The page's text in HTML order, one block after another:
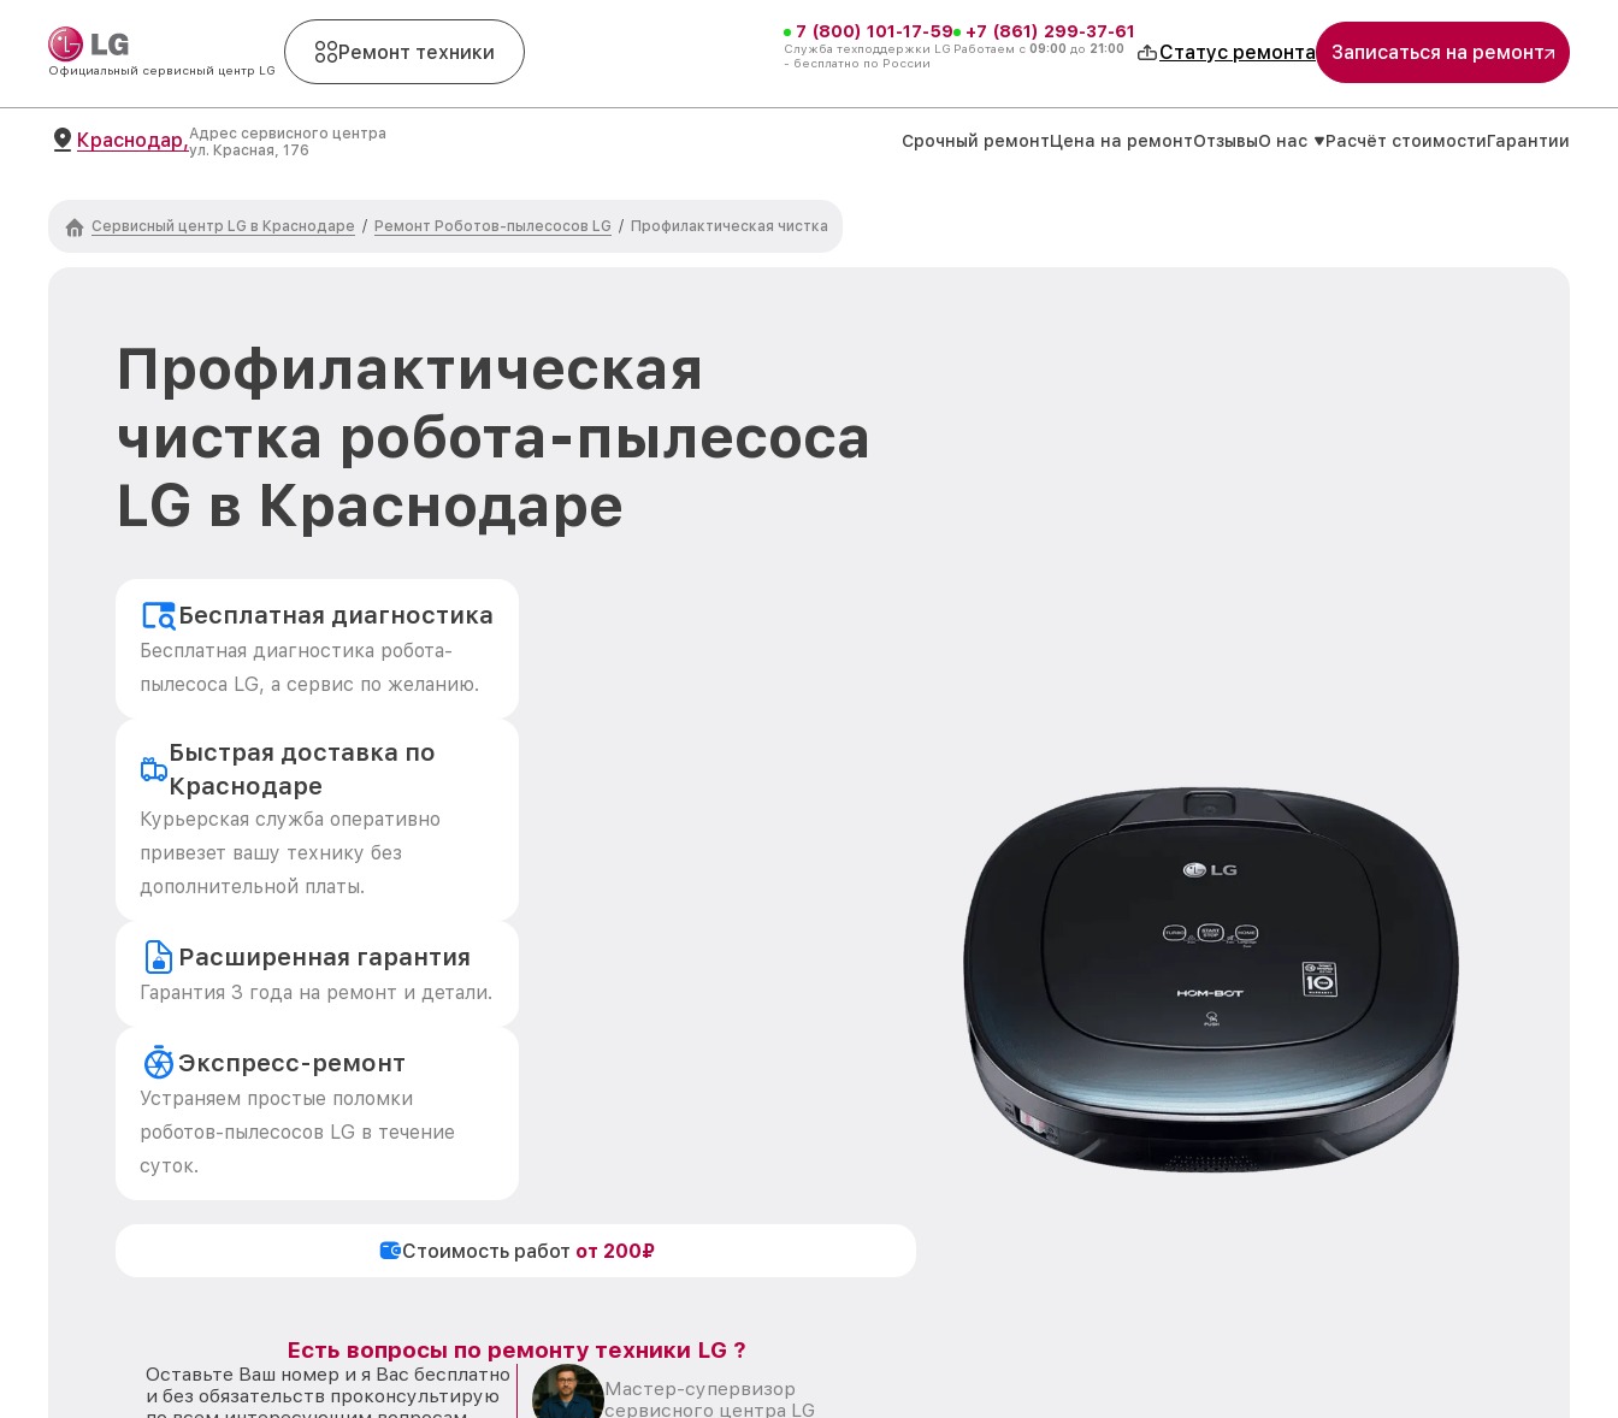
Официальный сервисный центр LG
Ремонт техники
7 (800) 101-17-59
Служба техподдержки LG
- бесплатно по России
+7 (861) 299-37-61
Работаем с 09:00 до 21:00 Статус ремонта Записаться на ремонт
Краснодар,Адрес сервисного центра
ул. Красная, 176
Срочный ремонтЦена на ремонтОтзывыО нас Расчёт стоимостиГарантии
Сервисный центр LG в Краснодаре / Ремонт Роботов-пылесосов LG / Профилактическая чистка
Профилактическая
чистка робота-пылесоса
LG в Краснодаре
Бесплатная диагностика
Бесплатная диагностика робота-
пылесоса LG, а сервис по желанию.
Быстрая доставка по
Краснодаре
Курьерская служба оперативно
привезет вашу технику без
дополнительной платы.
Расширенная гарантия
Гарантия 3 года на ремонт и детали.
Экспресс-ремонт
Устраняем простые поломки
роботов-пылесосов LG в течение
суток.
Стоимость работ от 200₽
Есть вопросы по ремонту техники LG ?
Оставьте Ваш номер и я Вас бесплатно
и без обязательств проконсультирую
Мастер-супервизор
сервисного центра LG